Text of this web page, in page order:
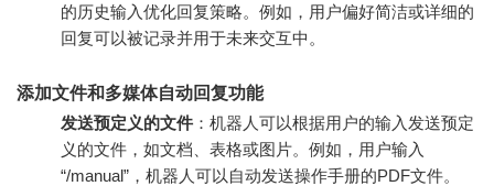
的历史输入优化回复策略。例如，用户偏好简洁或详细的
回复可以被记录并用于未来交互中。
添加文件和多媒体自动回复功能
发送预定义的文件 ：机器人可以根据用户的输入发送预定
义的文件，如文档、表格或图片。例如，用户输入
“/manual”，机器人可以自动发送操作手册的PDF文件。